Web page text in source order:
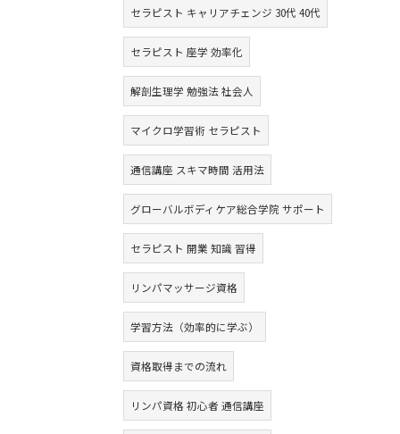
セラピスト キャリアチェンジ 30代 40代
セラピスト 座学 効率化
解剖生理学 勉強法 社会人
マイクロ学習術 セラピスト
通信講座 スキマ時間 活用法
グローバルボディケア総合学院 サポート
セラピスト 開業 知識 習得
リンパマッサージ資格
学習方法（効率的に学ぶ）
資格取得までの流れ
リンパ資格 初心者 通信講座